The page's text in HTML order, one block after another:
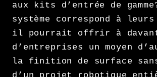
aux kits d’entrée de
système correspond à
il pourrait offrir à
d’entreprises un moyen
la finition de surface